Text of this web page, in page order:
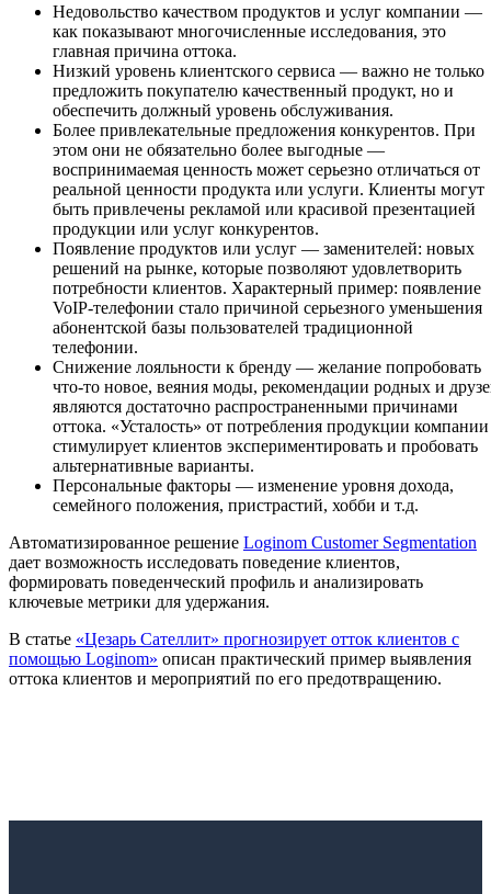
Недовольство качеством продуктов и услуг компании —
как показывают многочисленные исследования, это
главная причина оттока.
Низкий уровень клиентского сервиса — важно не только
предложить покупателю качественный продукт, но и
обеспечить должный уровень обслуживания.
Более привлекательные предложения конкурентов. При
этом они не обязательно более выгодные —
воспринимаемая ценность может серьезно отличаться от
реальной ценности продукта или услуги. Клиенты могут
быть привлечены рекламой или красивой презентацией
продукции или услуг конкурентов.
Появление продуктов или услуг — заменителей: новых
решений на рынке, которые позволяют удовлетворить
потребности клиентов. Характерный пример: появление
VoIP-телефонии стало причиной серьезного уменьшения
абонентской базы пользователей традиционной
телефонии.
Снижение лояльности к бренду — желание попробовать
что-то новое, веяния моды, рекомендации родных и
являются достаточно распространенными причинами
оттока. «Усталость» от потребления продукции компании
стимулирует клиентов экспериментировать и пробовать
альтернативные варианты.
Персональные факторы — изменение уровня дохода,
семейного положения, пристрастий, хобби и т.д.
Автоматизированное решение Loginom Customer Segmentation
дает возможность исследовать поведение клиентов,
формировать поведенческий профиль и анализировать
ключевые метрики для удержания.
В статье «Цезарь Сателлит» прогнозирует отток клиентов с
помощью Loginom» описан практический пример выявления
оттока клиентов и мероприятий по его предотвращению.